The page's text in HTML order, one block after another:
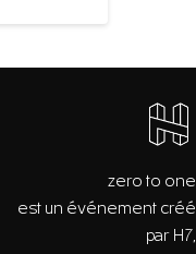
zero to one
est un événement créé
par H7,